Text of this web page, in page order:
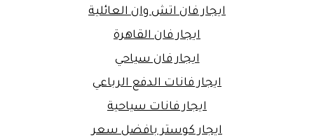
ايجار فان اتش وان العائلية
ايجار فان القاهرة
ايجار فان سياحي
ايجار فانات الدفع الرباعي
ايجار فانات سياحية
ايجار كوستر بافضل سعر